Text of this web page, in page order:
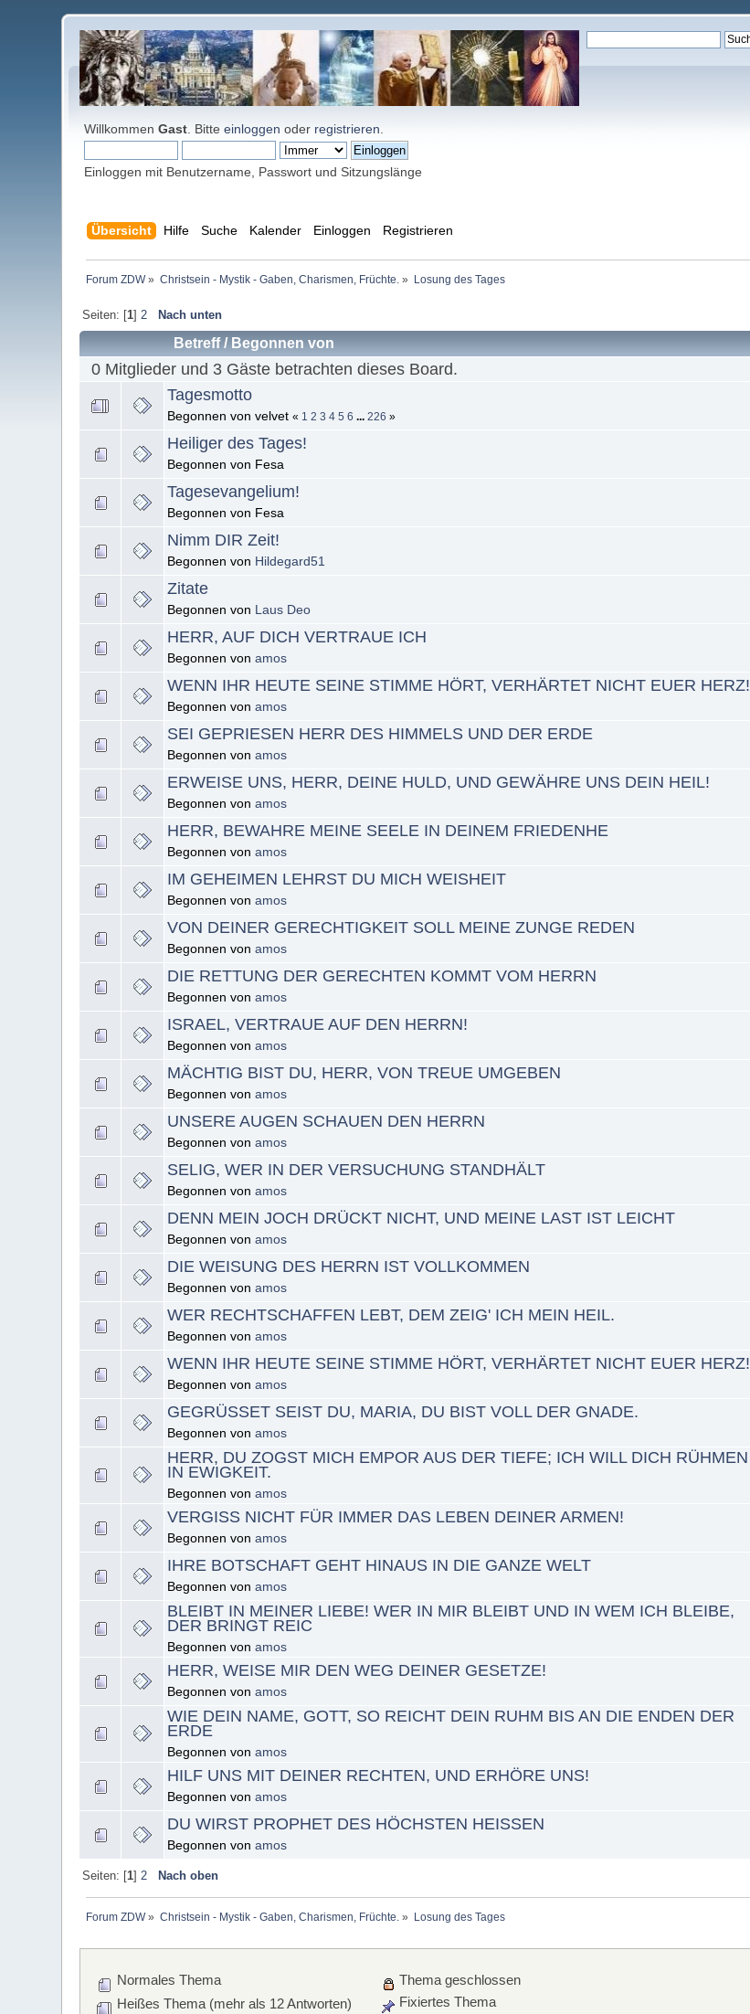
WillkommenGast . Bitteeinloggen oder registrieren
Einloggen mit Benutzername, Passwort und Sitzungslänge
Übersicht Hilfe Suche Kalender Einloggen Registrieren
Forum ZDW» Christsein - Mystik - Gaben, Charismen, Früchte.» Losung des Tages
Seiten: [1] 2 Nach unten
Betreff/ Begonnen von
0 Mitglieder und 3 Gäste betrachten dieses Board.
Tagesmotto
Begonnen von velvet« 1 2 3 4 5 6 ...226 »
Heiliger des Tages!
Begonnen von Fesa
Tagesevangelium!
Begonnen von Fesa
Nimm DIR Zeit!
Begonnen von Hildegard51
Zitate
Begonnen von Laus Deo
HERR, AUF DICH VERTRAUE ICH
Begonnen vonamos
WENN IHR HEUTE SEINE STIMME HÖRT, VERHÄRTET NICHT EUER HERZ!
Begonnen vonamos
SEI GEPRIESEN HERR DES HIMMELS UND DER ERDE
Begonnen vonamos
ERWEISE UNS, HERR, DEINE HULD, UND GEWÄHRE UNS DEIN HEIL!
Begonnen vonamos
HERR, BEWAHRE MEINE SEELE IN DEINEM FRIEDENHE
Begonnen vonamos
IM GEHEIMEN LEHRST DU MICH WEISHEIT
Begonnen vonamos
VON DEINER GERECHTIGKEIT SOLL MEINE ZUNGE REDEN
Begonnen vonamos
DIE RETTUNG DER GERECHTEN KOMMT VOM HERRN
Begonnen vonamos
ISRAEL, VERTRAUE AUF DEN HERRN!
Begonnen vonamos
MÄCHTIG BIST DU, HERR, VON TREUE UMGEBEN
Begonnen vonamos
UNSERE AUGEN SCHAUEN DEN HERRN
Begonnen vonamos
SELIG, WER IN DER VERSUCHUNG STANDHÄLT
Begonnen vonamos
DENN MEIN JOCH DRÜCKT NICHT, UND MEINE LAST IST LEICHT
Begonnen vonamos
DIE WEISUNG DES HERRN IST VOLLKOMMEN
Begonnen vonamos
WER RECHTSCHAFFEN LEBT, DEM ZEIG' ICH MEIN HEIL.
Begonnen vonamos
WENN IHR HEUTE SEINE STIMME HÖRT, VERHÄRTET NICHT EUER HERZ!
Begonnen vonamos
GEGRÜSSET SEIST DU, MARIA, DU BIST VOLL DER GNADE.
Begonnen vonamos
HERR, DU ZOGST MICH EMPOR AUS DER TIEFE; ICH WILL DICH RÜHMEN
IN EWIGKEIT.
Begonnen vonamos
VERGISS NICHT FÜR IMMER DAS LEBEN DEINER ARMEN!
Begonnen vonamos
IHRE BOTSCHAFT GEHT HINAUS IN DIE GANZE WELT
Begonnen vonamos
BLEIBT IN MEINER LIEBE! WER IN MIR BLEIBT UND IN WEM ICH BLEIBE,
DER BRINGT REIC
Begonnen vonamos
HERR, WEISE MIR DEN WEG DEINER GESETZE!
Begonnen vonamos
WIE DEIN NAME, GOTT, SO REICHT DEIN RUHM BIS AN DIE ENDEN DER
ERDE
Begonnen vonamos
HILF UNS MIT DEINER RECHTEN, UND ERHÖRE UNS!
Begonnen vonamos
DU WIRST PROPHET DES HÖCHSTEN HEISSEN
Begonnen vonamos
Seiten: [1] 2 Nach oben
Forum ZDW» Christsein - Mystik - Gaben, Charismen, Früchte.» Losung des Tages
Normales Thema
Heißes Thema (mehr als 12 Antworten)
Thema geschlossen
Fixiertes Thema